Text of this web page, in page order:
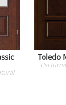
Toledo
Usi